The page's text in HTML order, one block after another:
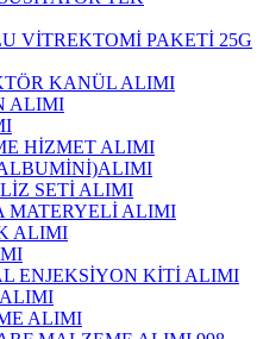
VİTREKTOMİ PAKETİ 25G
KANÜL ALIMI
ALIMI
HİZMET ALIMI
SETİ ALIMI
MATERYELİ ALIMI
ALIMI
ENJEKSİYON KİTİ ALIMI
ALIMI